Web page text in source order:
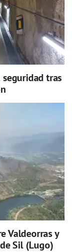
tras
Valdeorras y
Sil (Lugo)